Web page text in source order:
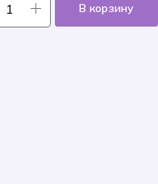
В корзину